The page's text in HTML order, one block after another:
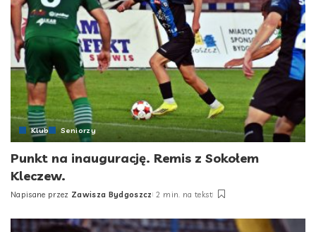
Klub Seniorzy
Punkt na inaugurację. Remis z Sokołem
Kleczew.
Posted
Napisane przez Zawisza Bydgoszcz 2 min. na tekst